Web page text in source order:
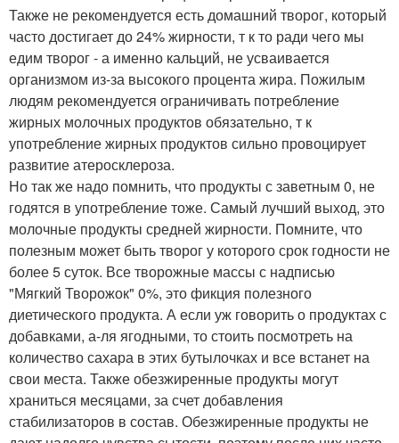
Также не рекомендуется есть домашний творог, который
часто достигает до 24% жирности, т к то ради чего мы
едим творог - а именно кальций, не усваивается
организмом из-за высокого процента жира. Пожилым
людям рекомендуется ограничивать потребление
жирных молочных продуктов обязательно, т к
употребление жирных продуктов сильно провоцирует
развитие атеросклероза.
Но так же надо помнить, что продукты с заветным 0, не
годятся в употребление тоже. Самый лучший выход, это
молочные продукты средней жирности. Помните, что
полезным может быть творог у которого срок годности не
более 5 суток. Все творожные массы с надписью
"Мягкий Творожок" 0%, это фикция полезного
диетического продукта. А если уж говорить о продуктах с
добавками, а-ля ягодными, то стоить посмотреть на
количество сахара в этих бутылочках и все встанет на
свои места. Также обезжиренные продукты могут
храниться месяцами, за счет добавления
стабилизаторов в состав. Обезжиренные продукты не